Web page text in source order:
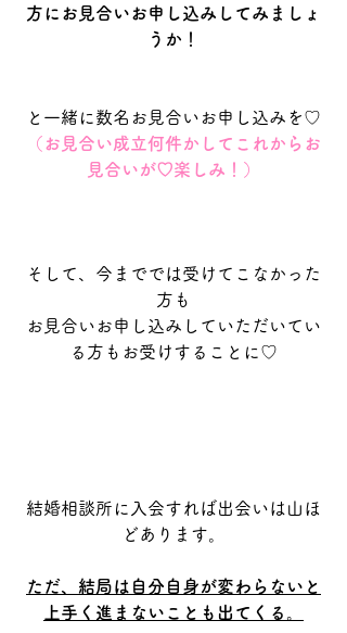
方にお見合いお申し込みしてみましょ
うか！
と一緒に数名お見合いお申し込みを♡
（お見合い成立何件かしてこれからお
見合いが♡楽しみ！）
そして、今まででは受けてこなかった
方も
お見合いお申し込みしていただいてい
る方もお受けすることに♡
結婚相談所に入会すれば出会いは山ほ
どあります。
ただ、結局は自分自身が変わらないと
上手く進まないことも出てくる。